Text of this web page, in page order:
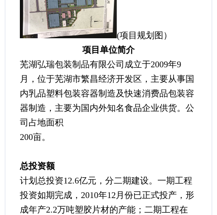
(项目规划图）
项目单位简介
芜湖弘瑞包装制品有限公司成立于2009年9
月，位于芜湖市繁昌经济开发区，主要从事国
内乳品塑料包装容器制造及快速消费品包装容
器制造，主要为国内外知名食品企业供货。公
司占地面积
200亩。
总投资额
计划总投资12.6亿元，分二期建设。一期工程
投资如期完成，2010年12月份已正式投产，形
成年产2.2万吨塑胶片材的产能；二期工程在